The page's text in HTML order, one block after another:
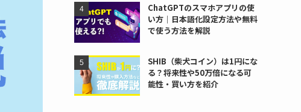
ChatGPTのスマホアプリの使
い方｜日本語化設定方法や無料
で使う方法を解説
SHIB（柴犬コイン）は1円にな
る？将来性や50万倍になる可
能性・買い方を紹介